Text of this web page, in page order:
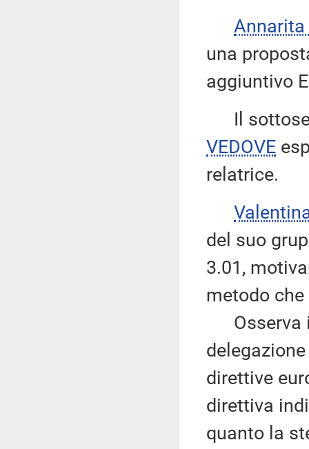
Annarita
una
aggiuntivo
Il
VEDOVE
relatrice.
del suo
3.01,
metodo
Osserva
direttive
direttiva
quanto la